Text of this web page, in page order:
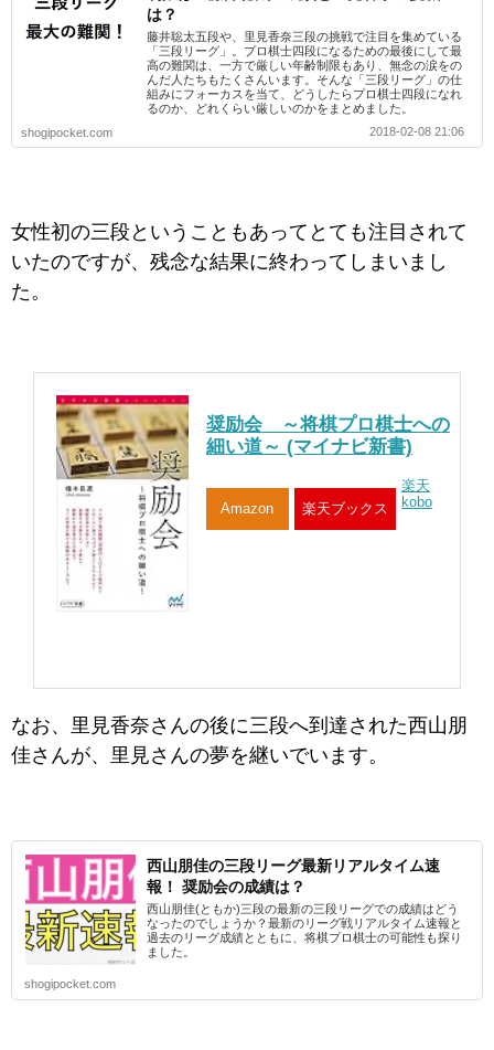
は？
藤井聡太五段や、里見香奈三段の挑戦で注目を集めている
「三段リーグ」。プロ棋士四段になるための最後にして最
高の難関は、一方で厳しい年齢制限もあり、無念の涙をの
んだ人たちもたくさんいます。そんな「三段リーグ」の仕
組みにフォーカスを当て、どうしたらプロ棋士四段になれ
るのか、どれくらい厳しいのかをまとめました。
shogipocket.com
2018-02-08 21:06
女性初の三段ということもあってとても注目されて
いたのですが、残念な結果に終わってしまいまし
た。
奨励会 ～将棋プロ棋士への
細い道～ (マイナビ新書)
Amazon 楽天ブックス
楽天
kobo
なお、里見香奈さんの後に三段へ到達された西山朋
佳さんが、里見さんの夢を継いでいます。
西山朋佳の三段リーグ最新リアルタイム速
報！ 奨励会の成績は？
西山朋佳(ともか)三段の最新の三段リーグでの成績はどう
なったのでしょうか？最新のリーグ戦リアルタイム速報と
過去のリーグ成績とともに、将棋プロ棋士の可能性も探り
ました。
shogipocket.com